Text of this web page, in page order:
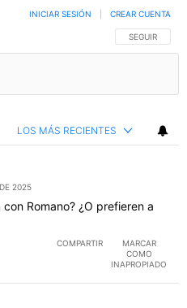
SIGA ESTA
SEGUIR
INICIAR SESIÓN CREAR CUENTA
LOS MÁS RECIENTES
2025
Romano? ¿O prefieren a
COMPARTIR
MARCAR
COMO
INAPROPIADO